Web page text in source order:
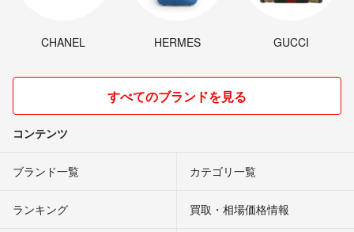
CHANEL HERMES GUCCI
すべてのブランドを見る
コンテンツ
ブランド一覧 カテゴリ一覧
ランキング 買取・相場価格情報